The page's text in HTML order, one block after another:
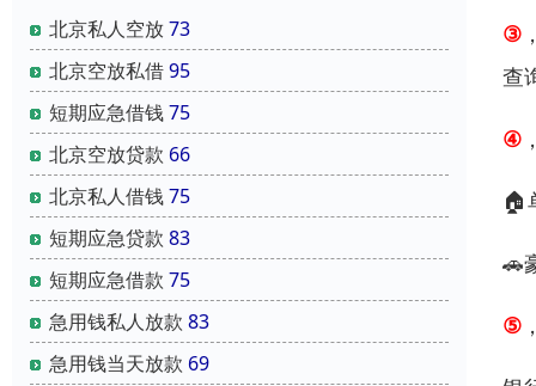
北京私人空放73
北京空放私借95
短期应急借钱75
北京空放贷款 66
北京私人借钱75
短期应急贷款 83
短期应急借款 75
急用钱私人放款 83
急用钱当天放款 69
③
查
④
🏠
🚗
⑤